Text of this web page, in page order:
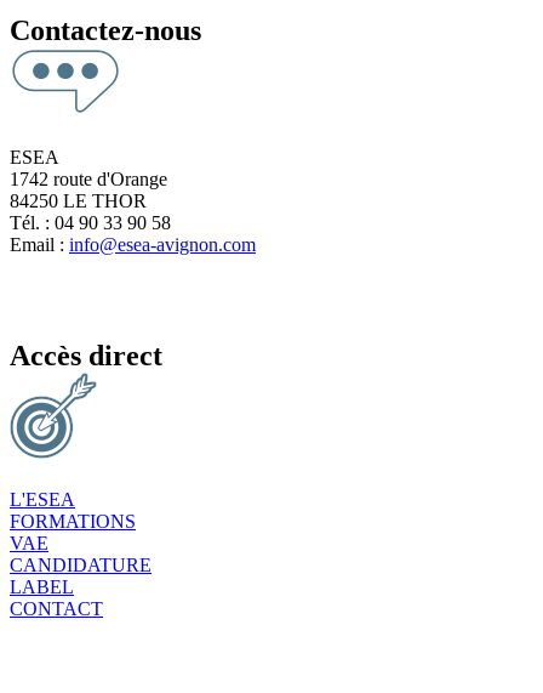
Contactez-nous
ESEA
1742 route d'Orange
84250 LE THOR
Tél. : 04 90 33 90 58
Email : info@esea-avignon.com
Accès direct
L'ESEA
FORMATIONS
VAE
CANDIDATURE
LABEL
CONTACT